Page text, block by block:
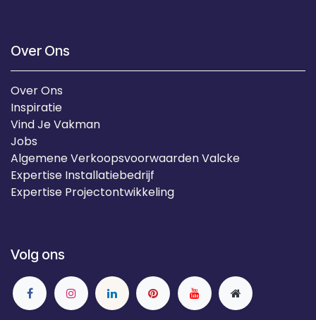
Over Ons
Over Ons
Inspiratie
Vind Je Vakman
Jobs
Algemene Verkoopsvoorwaarden Valcke
Expertise Installatiebedrijf
Expertise Projectontwikkeling
Volg ons